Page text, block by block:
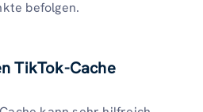
befolgen.
TikTok-Cache